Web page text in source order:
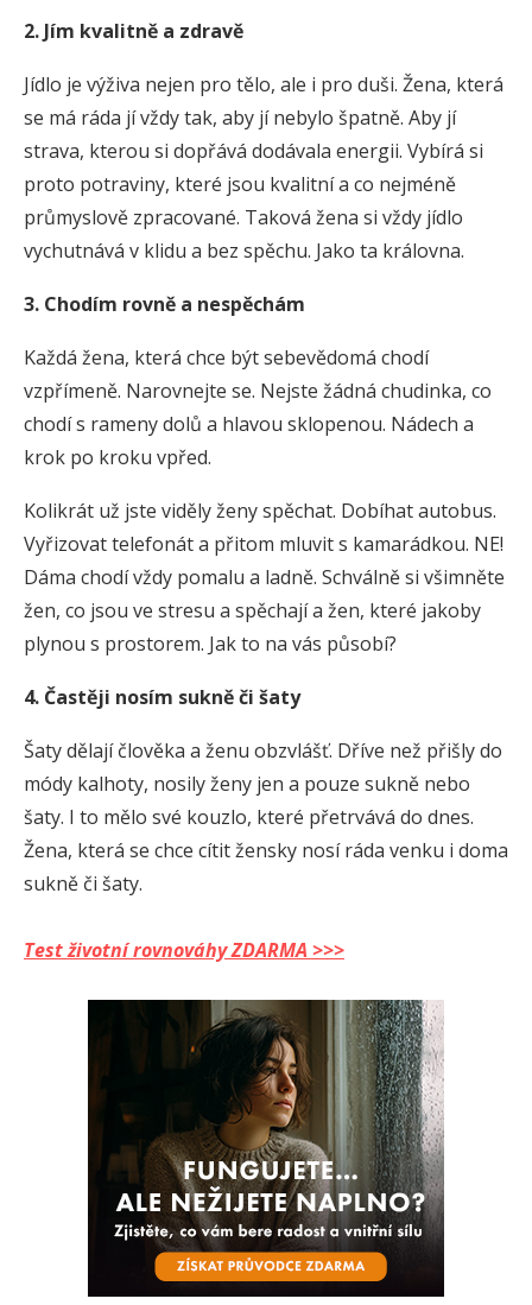
2. Jím kvalitně a zdravě
Jídlo je výživa nejen pro tělo, ale i pro duši. Žena, která
se má ráda jí vždy tak, aby jí nebylo špatně. Aby jí
strava, kterou si dopřává dodávala energii. Vybírá si
proto potraviny, které jsou kvalitní a co nejméně
průmyslově zpracované. Taková žena si vždy jídlo
vychutnává v klidu a bez spěchu. Jako ta královna.
3. Chodím rovně a nespěchám
Každá žena, která chce být sebevědomá chodí
vzpřímeně. Narovnejte se. Nejste žádná chudinka, co
chodí s rameny dolů a hlavou sklopenou. Nádech a
krok po kroku vpřed.
Kolikrát už jste viděly ženy spěchat. Dobíhat autobus.
Vyřizovat telefonát a přitom mluvit s kamarádkou. NE!
Dáma chodí vždy pomalu a ladně. Schválně si všimněte
žen, co jsou ve stresu a spěchají a žen, které jakoby
plynou s prostorem. Jak to na vás působí?
4. Častěji nosím sukně či šaty
Šaty dělají člověka a ženu obzvlášť. Dříve než přišly do
módy kalhoty, nosily ženy jen a pouze sukně nebo
šaty. I to mělo své kouzlo, které přetrvává do dnes.
Žena, která se chce cítit žensky nosí ráda venku i doma
sukně či šaty.
Test životní rovnováhy ZDARMA >>>